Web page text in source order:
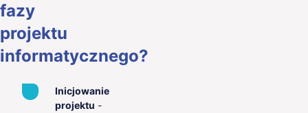
fazy
projektu
informatycznego?
Inicjowanie
projektu -